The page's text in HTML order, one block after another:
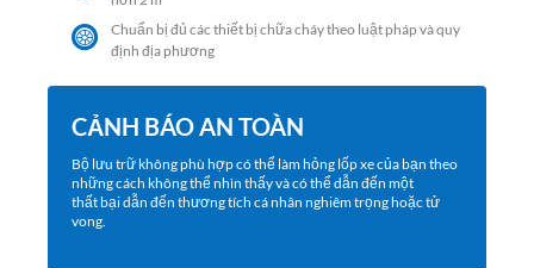
Chuẩn bị đủ các thiết bị chữa cháy theo luật pháp và quy
định địa phương
CẢNH BÁO AN TOÀN
Bộ lưu trữ không phù hợp có thể làm hỏng lốp xe của bạn theo
những cách không thể nhìn thấy và có thể dẫn đến một
thất bại dẫn đến thương tích cá nhân nghiêm trọng hoặc tử
vong.